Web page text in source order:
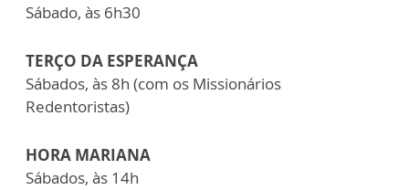
Sábado, às 6h30
TERÇO DA ESPERANÇA
Sábados, às 8h (com os Missionários
Redentoristas)
HORA MARIANA
Sábados, às 14h